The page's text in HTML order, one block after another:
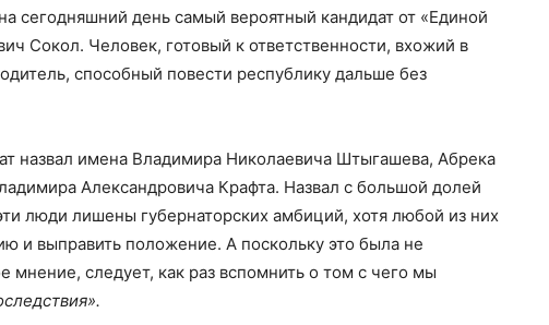
сегодняшний день самый вероятный кандидат от «Единой
Сокол. Человек, готовый к ответственности, вхожий в
способный повести республику дальше без
назвал имена Владимира Николаевича Штыгашева, Абрека
Александровича Крафта. Назвал с большой долей
люди лишены губернаторских амбиций, хотя любой из них
и выправить положение. А поскольку это была не
мнение, следует, как раз вспомнить о том с чего мы